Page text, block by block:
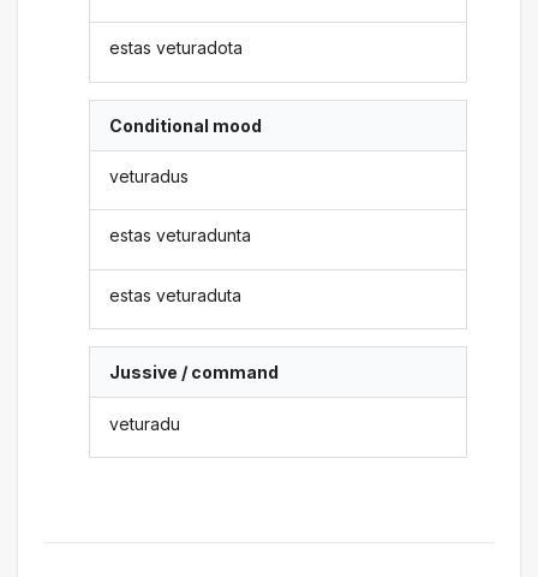
estas veturadota
Conditional mood
veturadus
estas veturadunta
estas veturaduta
Jussive / command
veturadu